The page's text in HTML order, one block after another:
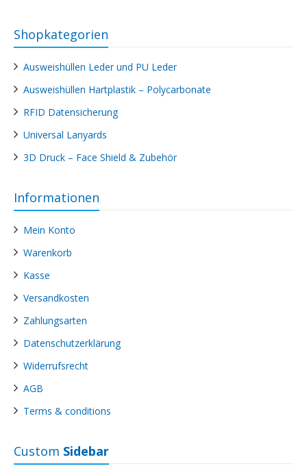
Shopkategorien
Ausweishüllen Leder und PU Leder
Ausweishüllen Hartplastik – Polycarbonate
RFID Datensicherung
Universal Lanyards
3D Druck – Face Shield & Zubehör
Informationen
Mein Konto
Warenkorb
Kasse
Versandkosten
Zahlungsarten
Datenschutzerklärung
Widerrufsrecht
AGB
Terms & conditions
Custom Sidebar